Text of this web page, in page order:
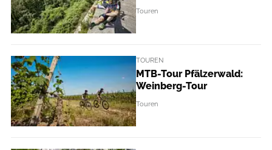
Touren
TOUREN
MTB-Tour Pfälzerwald:
Weinberg-Tour
Touren